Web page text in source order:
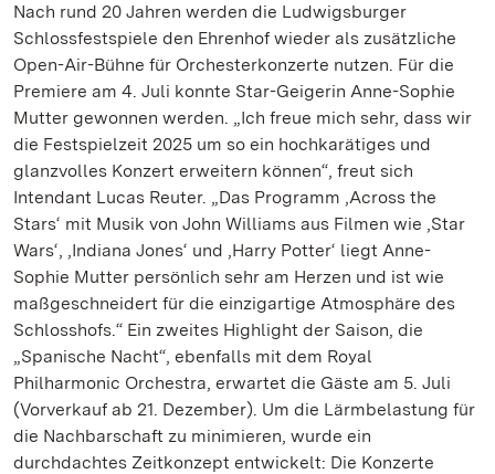
Nach rund 20 Jahren werden die Ludwigsburger
Schlossfestspiele den Ehrenhof wieder als zusätzliche
Open-Air-Bühne für Orchesterkonzerte nutzen. Für die
Premiere am 4. Juli konnte Star-Geigerin Anne-Sophie
Mutter gewonnen werden. „Ich freue mich sehr, dass wir
die Festspielzeit 2025 um so ein hochkarätiges und
glanzvolles Konzert erweitern können“, freut sich
Intendant Lucas Reuter. „Das Programm ‚Across the
Stars‘ mit Musik von John Williams aus Filmen wie ‚Star
Wars‘, ‚Indiana Jones‘ und ‚Harry Potter‘ liegt Anne-
Sophie Mutter persönlich sehr am Herzen und ist wie
maßgeschneidert für die einzigartige Atmosphäre des
Schlosshofs.“ Ein zweites Highlight der Saison, die
„Spanische Nacht“, ebenfalls mit dem Royal
Philharmonic Orchestra, erwartet die Gäste am 5. Juli
(Vorverkauf ab 21. Dezember). Um die Lärmbelastung für
die Nachbarschaft zu minimieren, wurde ein
durchdachtes Zeitkonzept entwickelt: Die Konzerte